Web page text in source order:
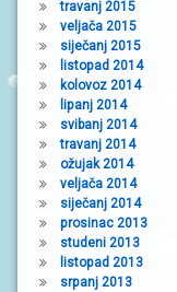
travanj 2015
veljača 2015
siječanj 2015
listopad 2014
kolovoz 2014
lipanj 2014
svibanj 2014
travanj 2014
ožujak 2014
veljača 2014
siječanj 2014
prosinac 2013
studeni 2013
listopad 2013
srpanj 2013